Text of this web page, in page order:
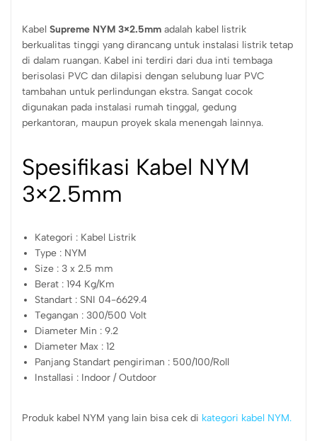
Kabel Supreme NYM 3×2.5mm adalah kabel listrik
berkualitas tinggi yang dirancang untuk instalasi listrik tetap
di dalam ruangan. Kabel ini terdiri dari dua inti tembaga
berisolasi PVC dan dilapisi dengan selubung luar PVC
tambahan untuk perlindungan ekstra. Sangat cocok
digunakan pada instalasi rumah tinggal, gedung
perkantoran, maupun proyek skala menengah lainnya.
Spesifikasi Kabel NYM
3×2.5mm
Kategori : Kabel Listrik
Type : NYM
Size : 3 x 2.5 mm
Berat : 194 Kg/Km
Standart : SNI 04-6629.4
Tegangan : 300/500 Volt
Diameter Min : 9.2
Diameter Max : 12
Panjang Standart pengiriman : 500/100/Roll
Installasi : Indoor / Outdoor
Produk kabel NYM yang lain bisa cek di kategori kabel NYM.